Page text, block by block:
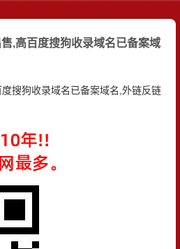
,高百度搜狗收录域名已备案域
搜狗收录域名已备案域名,外链反链